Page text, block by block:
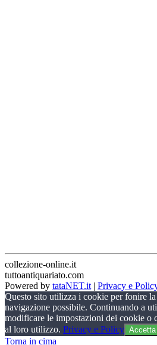
collezione-online.it
tuttoantiquariato.com
Powered by tataNET.it | Privacy e
Questo sito utilizza i cookie per fonire
navigazione possibile. Continuando a
modificare le impostazioni dei cookie o
al loro utilizzo. Privacy e Policy Accetta
Torna in cima